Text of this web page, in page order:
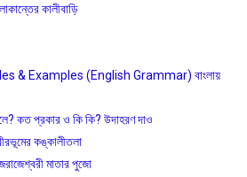
কালীবাড়ি
& Examples (English Grammar) বাংলায়
কত প্রকার ও কি কি? উদাহরণ দাও
কঙ্কালীতলা
মাতার পুজো